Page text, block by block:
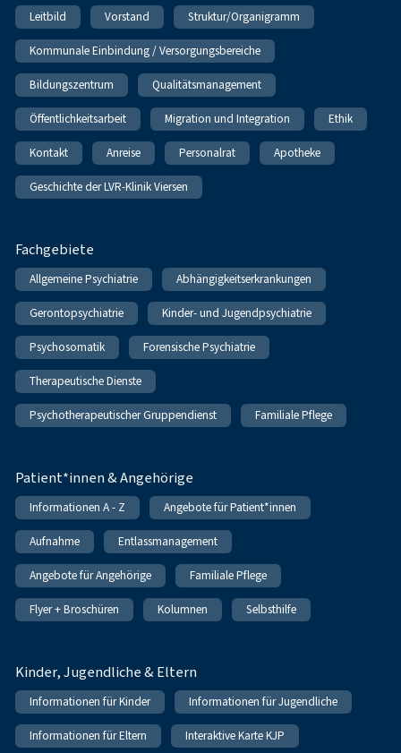
Leitbild Vorstand Struktur/Organigramm
Kommunale Einbindung / Versorgungsbereiche
Bildungszentrum Qualitätsmanagement
Öffentlichkeitsarbeit Migration und Integration Ethik
Kontakt Anreise Personalrat Apotheke
Geschichte der LVR-Klinik Viersen
Fachgebiete
Allgemeine Psychiatrie Abhängigkeitserkrankungen
Gerontopsychiatrie Kinder- und Jugendpsychiatrie
Psychosomatik Forensische Psychiatrie
Therapeutische Dienste
Psychotherapeutischer Gruppendienst Familiale Pflege
Patient*innen & Angehörige
Informationen A - Z Angebote für Patient*innen
Aufnahme Entlassmanagement
Angebote für Angehörige Familiale Pflege
Flyer + Broschüren Kolumnen Selbsthilfe
Kinder, Jugendliche & Eltern
Informationen für Kinder Informationen für Jugendliche
Informationen für Eltern Interaktive Karte KJP